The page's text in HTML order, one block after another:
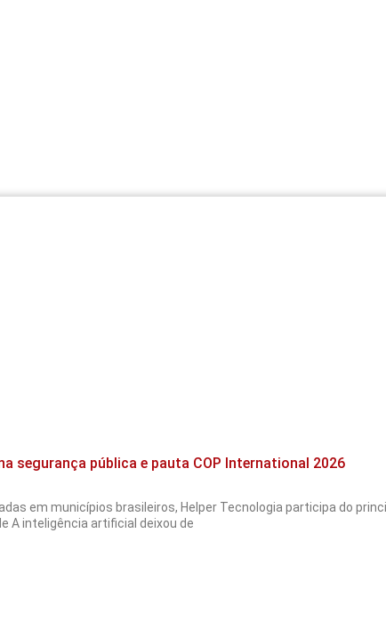
segurança pública e pauta COP International 2026
em municípios brasileiros, Helper Tecnologia participa do
A inteligência artificial deixou de